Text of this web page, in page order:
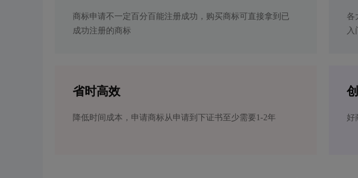
商标申请不一定百分百能注册成功，购买商标可直接拿到已
成功注册的商标
各
入
省时高效
降低时间成本，申请商标从申请到下证书至少需要1-2年 好